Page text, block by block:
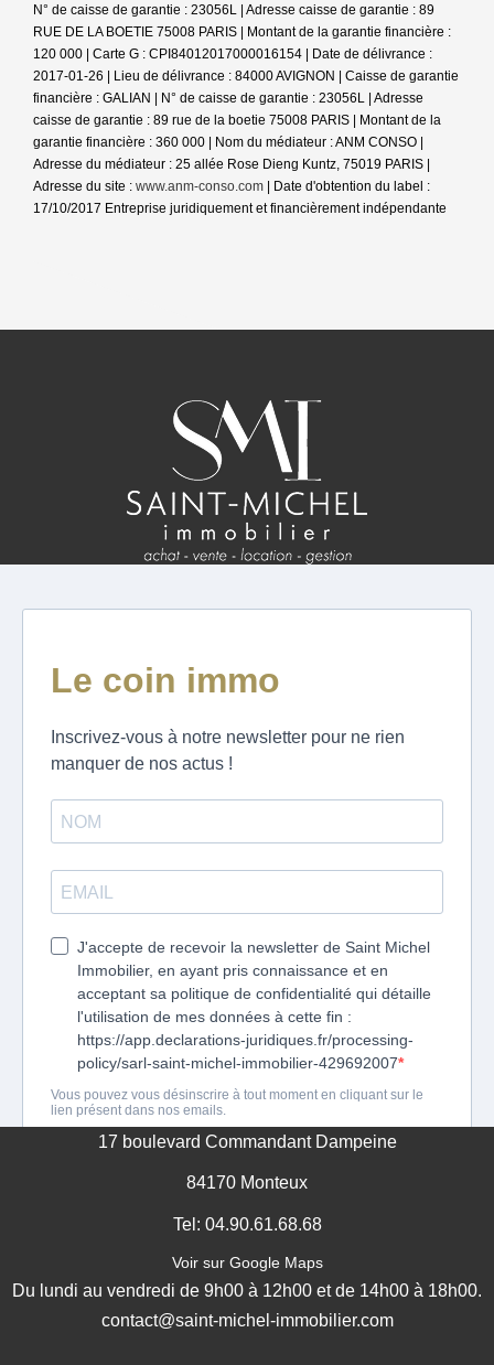
N° de caisse de garantie : 23056L | Adresse caisse de garantie : 89
RUE DE LA BOETIE 75008 PARIS | Montant de la garantie financière :
120 000 | Carte G : CPI84012017000016154 | Date de délivrance :
2017-01-26 | Lieu de délivrance : 84000 AVIGNON | Caisse de garantie
financière : GALIAN | N° de caisse de garantie : 23056L | Adresse
caisse de garantie : 89 rue de la boetie 75008 PARIS | Montant de la
garantie financière : 360 000 | Nom du médiateur : ANM CONSO |
Adresse du médiateur : 25 allée Rose Dieng Kuntz, 75019 PARIS |
Adresse du site : www.anm-conso.com | Date d'obtention du label :
17/10/2017 Entreprise juridiquement et financièrement indépendante
17 boulevard Commandant Dampeine
84170 Monteux
Tel: 04.90.61.68.68
Voir sur Google Maps
Du lundi au vendredi de 9h00 à 12h00 et de 14h00 à 18h00.
contact@saint-michel-immobilier.com